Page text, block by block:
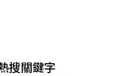
搜關鍵字